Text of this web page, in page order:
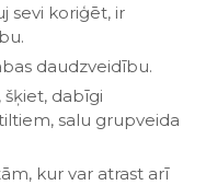
sevi koriģēt, ir
daudzveidību.
dabīgi
salu grupveida
kur var atrast arī